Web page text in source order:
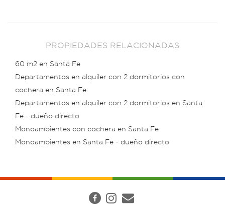
PROPIEDADES RELACIONADAS
60 m2 en Santa Fe
Departamentos en alquiler con 2 dormitorios con
cochera en Santa Fe
Departamentos en alquiler con 2 dormitorios en Santa
Fe - dueño directo
Monoambientes con cochera en Santa Fe
Monoambientes en Santa Fe - dueño directo